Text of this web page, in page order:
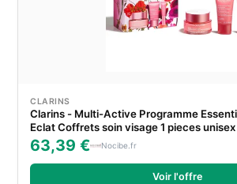
CLARINS
Clarins - Multi-Active Programme
Eclat Coffrets soin visage 1 pieces unisex
63,39 € Nocibe.fr
Voir l'offre